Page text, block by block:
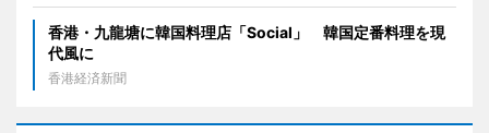
香港・九龍塘に韓国料理店「Social」 韓国定番料理を現
代風に
香港経済新聞